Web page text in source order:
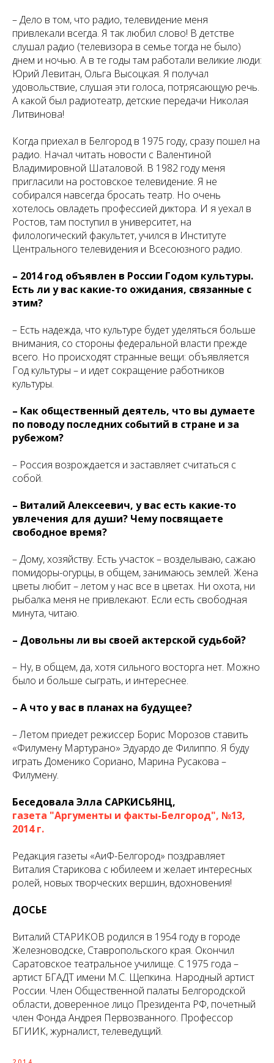
– Дело в том, что радио, телевидение меня
привлекали всегда. Я так любил слово! В детстве
слушал радио (телевизора в семье тогда не было)
днем и ночью. А в те годы там работали великие люди:
Юрий Левитан, Ольга Высоцкая. Я получал
удовольствие, слушая эти голоса, потрясающую речь.
А какой был радиотеатр, детские передачи Николая
Литвинова!
Когда приехал в Белгород в 1975 году, сразу пошел на
радио. Начал читать новости с Валентиной
Владимировной Шаталовой. В 1982 году меня
пригласили на ростовское телевидение. Я не
собирался навсегда бросать театр. Но очень
хотелось овладеть профессией диктора. И я уехал в
Ростов, там поступил в университет, на
филологический факультет, учился в Институте
Центрального телевидения и Всесоюзного радио.
– 2014 год объявлен в России Годом культуры.
Есть ли у вас какие-то ожидания, связанные с
этим?
– Есть надежда, что культуре будет уделяться больше
внимания, со стороны федеральной власти прежде
всего. Но происходят странные вещи: объявляется
Год культуры – и идет сокращение работников
культуры.
– Как общественный деятель, что вы думаете
по поводу последних событий в стране и за
рубежом?
– Россия возрождается и заставляет считаться с
собой.
– Виталий Алексеевич, у вас есть какие-то
увлечения для души? Чему посвящаете
свободное время?
– Дому, хозяйству. Есть участок – возделываю, сажаю
помидоры-огурцы, в общем, занимаюсь землей. Жена
цветы любит – летом у нас все в цветах. Ни охота, ни
рыбалка меня не привлекают. Если есть свободная
минута, читаю.
– Довольны ли вы своей актерской судьбой?
– Ну, в общем, да, хотя сильного восторга нет. Можно
было и больше сыграть, и интереснее.
– А что у вас в планах на будущее?
– Летом приедет режиссер Борис Морозов ставить
«Филумену Мартурано» Эдуардо де Филиппо. Я буду
играть Доменико Сориано, Марина Русакова –
Филумену.
Беседовала Элла САРКИСЬЯНЦ,
газета "Аргументы и факты-Белгород", №13,
2014 г.
Редакция газеты «АиФ-Белгород» поздравляет
Виталия Старикова с юбилеем и желает интересных
ролей, новых творческих вершин, вдохновения!
ДОСЬЕ
Виталий СТАРИКОВ родился в 1954 году в городе
Железноводске, Ставропольского края. Окончил
Саратовское театральное училище. С 1975 года –
артист БГАДТ имени М.С. Щепкина. Народный артист
России. Член Общественной палаты Белгородской
области, доверенное лицо Президента РФ, почетный
член Фонда Андрея Первозванного. Профессор
БГИИК, журналист, телеведущий.